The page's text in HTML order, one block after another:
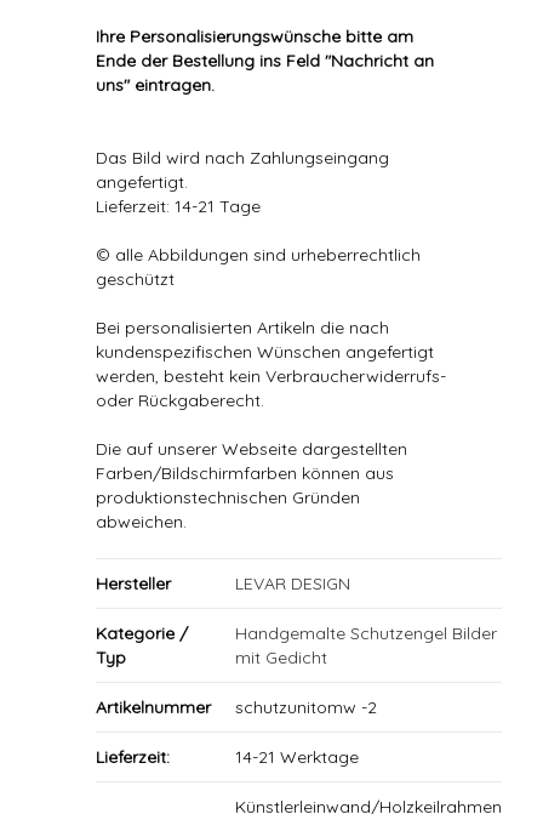
Ihre Personalisierungswünsche bitte am
Ende der Bestellung ins Feld "Nachricht an
uns" eintragen.
Das Bild wird nach Zahlungseingang
angefertigt.
Lieferzeit: 14-21 Tage
© alle Abbildungen sind urheberrechtlich
geschützt
Bei personalisierten Artikeln die nach
kundenspezifischen Wünschen angefertigt
werden, besteht kein Verbraucherwiderrufs-
oder Rückgaberecht.
Die auf unserer Webseite dargestellten
Farben/Bildschirmfarben können aus
produktionstechnischen Gründen
abweichen.
Hersteller LEVAR DESIGN
Kategorie /
Typ
Handgemalte Schutzengel Bilder
mit Gedicht
Artikelnummer schutzunitomw -2
Lieferzeit: 14-21 Werktage
Künstlerleinwand/Holzkeilrahmen